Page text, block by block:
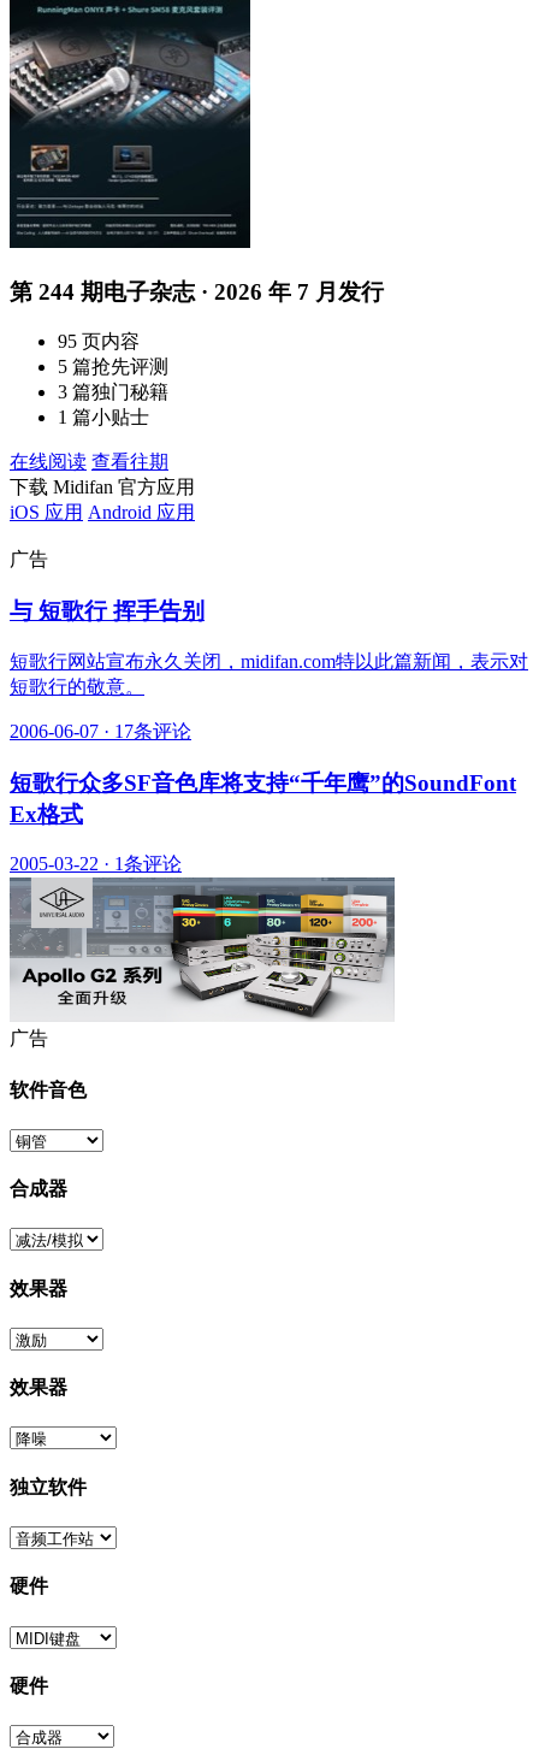
第 244 期电子杂志 · 2026 年 7 月发行
95 页内容
5 篇抢先评测
3 篇独门秘籍
1 篇小贴士
在线阅读 查看往期
下载 Midifan 官方应用
iOS 应用 Android 应用
广告
与 短歌行 挥手告别
短歌行网站宣布永久关闭，midifan.com特以此篇新闻，表示对
短歌行的敬意。
2006-06-07 · 17条评论
短歌行众多SF音色库将支持“千年鹰”的SoundFont
Ex格式
2005-03-22 · 1条评论
广告
软件音色
合成器
效果器
效果器
独立软件
硬件
硬件